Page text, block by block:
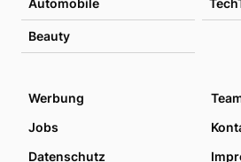
Automobile
Beauty
Werbung
Jobs
Datenschutz